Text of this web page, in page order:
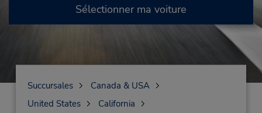
Sélectionner ma voiture
Succursales
Canada & USA
United States
California